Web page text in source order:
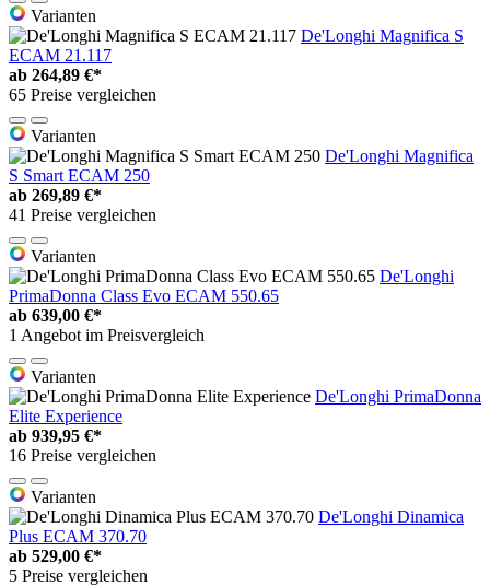
Varianten
De'Longhi Magnifica S
ECAM 21.117
ab 264,89 €*
65 Preise vergleichen
Varianten
De'Longhi Magnifica
S Smart ECAM 250
ab 269,89 €*
41 Preise vergleichen
Varianten
De'Longhi
PrimaDonna Class Evo ECAM 550.65
ab 639,00 €*
1 Angebot im Preisvergleich
Varianten
De'Longhi PrimaDonna
Elite Experience
ab 939,95 €*
16 Preise vergleichen
Varianten
De'Longhi Dinamica
Plus ECAM 370.70
ab 529,00 €*
5 Preise vergleichen